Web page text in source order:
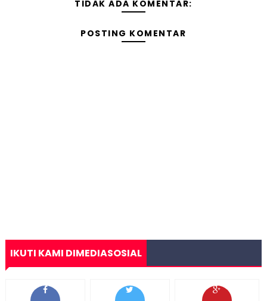
TIDAK ADA KOMENTAR:
POSTING KOMENTAR
IKUTI KAMI DIMEDIASOSIAL